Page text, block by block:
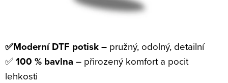
✅Moderní DTF potisk – pružný, odolný, detailní
✅100 % bavlna – přirozený komfort a pocit
lehkosti